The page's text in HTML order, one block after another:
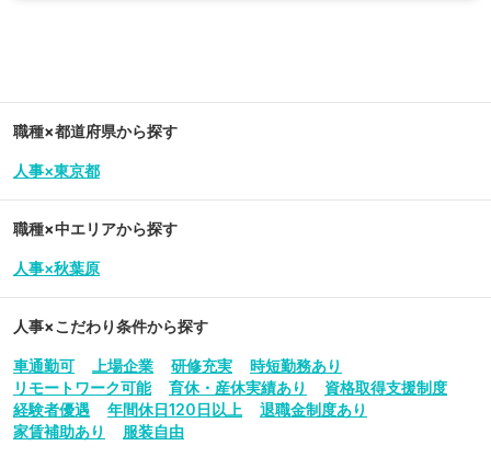
職種×都道府県から探す
人事×東京都
職種×中エリアから探す
人事×秋葉原
人事×こだわり条件から探す
車通勤可 上場企業 研修充実
時短勤務あり
リモートワーク可能
育休・産休実績あり
資格取得支援制度
経験者優遇
年間休日120日以上
退職金制度あり
家賃補助あり
服装自由